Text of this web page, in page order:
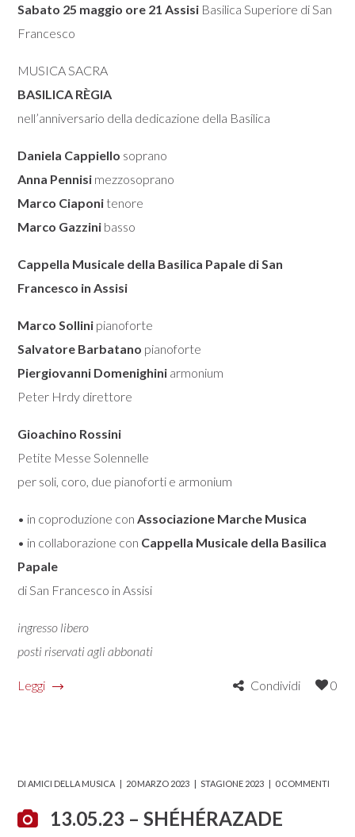
Sabato 25 maggio ore 21 Assisi Basilica Superiore di San
Francesco
MUSICA SACRA
BASILICA RÈGIA
nell’anniversario della dedicazione della Basilica
Daniela Cappiello soprano
Anna Pennisi mezzosoprano
Marco Ciaponi tenore
Marco Gazzini basso
Cappella Musicale della Basilica Papale di San
Francesco in Assisi
Marco Sollini pianoforte
Salvatore Barbatano pianoforte
Piergiovanni Domenighini armonium
Peter Hrdy direttore
Gioachino Rossini
Petite Messe Solennelle
per soli, coro, due pianoforti e armonium
• in coproduzione con Associazione Marche Musica
• in collaborazione con Cappella Musicale della Basilica
Papale
di San Francesco in Assisi
ingresso libero
posti riservati agli abbonati
Leggi Condividi 0
DIAMICI DELLA MUSICA 20 MARZO 2023 STAGIONE 2023 0 COMMENTI
13.05.23 – SHÉHÉRAZADE